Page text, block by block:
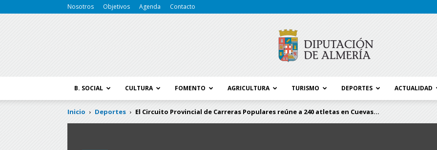
Nosotros Objetivos Agenda Contacto
B. SOCIAL CULTURA FOMENTO AGRICULTURA TURISMO DEPORTES ACTUALIDAD
Inicio Deportes El Circuito Provincial de Carreras Populares reúne a 240 atletas en Cuevas...